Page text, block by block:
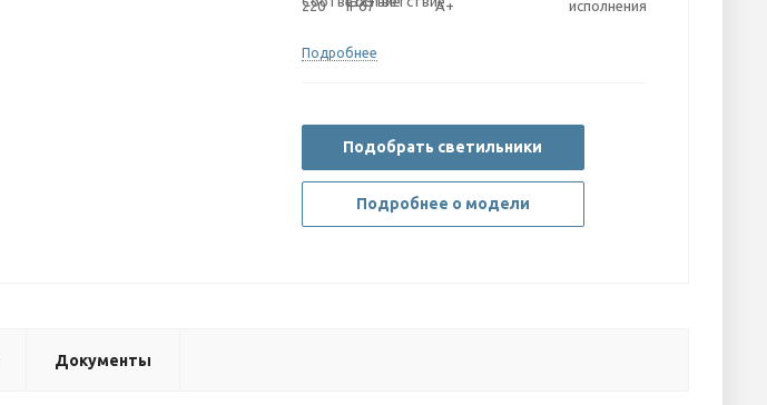
Подробнее
Подобрать светильники
Подробнее о модели
Документы